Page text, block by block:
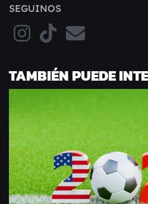
SEGUINOS
TAMBIÉN PUEDE